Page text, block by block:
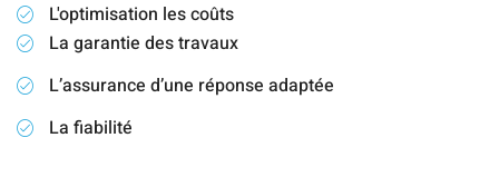
L'optimisation les coûts
La garantie des travaux
L’assurance d’une réponse adaptée
La fiabilité